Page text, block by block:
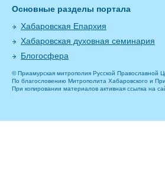
Основные разделы портала
Хабаровская Епархия
Хабаровская духовная семинария
Блогосфера
© Приамурская митрополия Русской Православной
По благословению Митрополита Хабаровского и
При копировании материалов активная ссылка на